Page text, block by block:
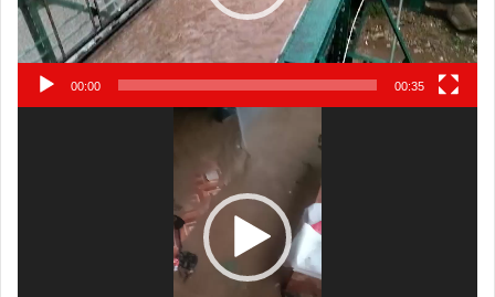
00:00 00:35